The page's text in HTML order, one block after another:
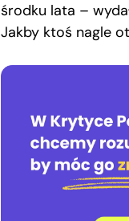
środku lata –
Jakby ktoś nagle